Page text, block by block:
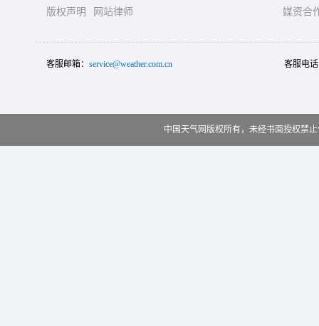
版权声明
网站律师
媒资合
客服邮箱： service@weather.com.cn 客服电
中国天气网版权所有，未经书面授权